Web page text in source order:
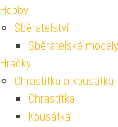
Hobby
Sběratelství
Sběratelské modely
Hračky
Chrastítka a kousátka
Chrastítka
Kousátka